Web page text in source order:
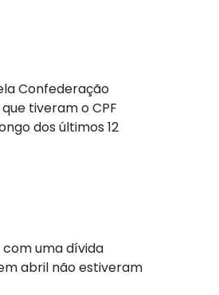
Confederação
tiveram o CPF
dos últimos 12
com uma dívida
abril não estiveram